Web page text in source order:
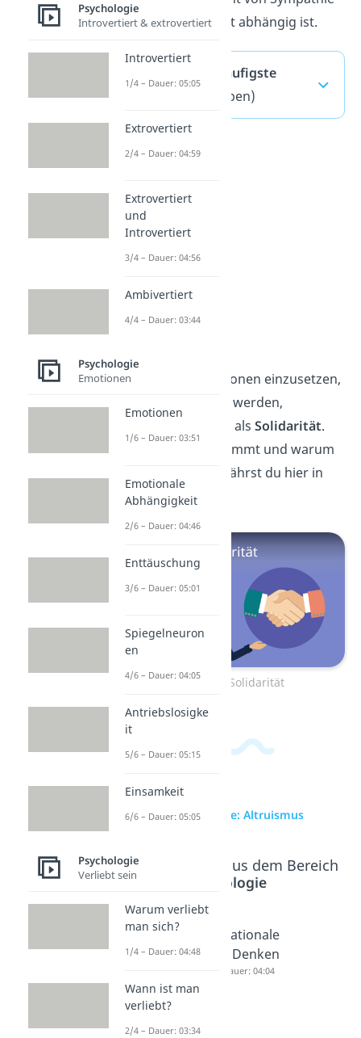
oder Verwandtschaft abhängig ist.
Altruismus — häufigste
(ausklappen)
Solidarität
Sich für andere Personen einzusetzen,
die unfair behandelt werden,
bezeichnest du auch als Solidarität.
Woher Solidarität kommt und warum
sie so wichtig ist, erfährst du hier in
unseremVideo!
Zum Video: Solidarität
zur Videoseite: Altruismus
Beliebte Inhalte aus dem Bereich
Psychologie
Visuelle
Wahrneh
Dauer: 04:46
Kognitive
Fähigkeit
Dauer: 05:37
Rationale
s Denken
Dauer: 04:04
Psychologie
Introvertiert & extrovertiert
Introvertiert
1/4 – Dauer: 05:05
Extrovertiert
2/4 – Dauer: 04:59
Extrovertiert
und
Introvertiert
3/4 – Dauer: 04:56
Ambivertiert
4/4 – Dauer: 03:44
Psychologie
Emotionen
Emotionen
1/6 – Dauer: 03:51
Emotionale
Abhängigkeit
2/6 – Dauer: 04:46
Enttäuschung
3/6 – Dauer: 05:01
Spiegelneuron
en
4/6 – Dauer: 04:05
Antriebslosigke
it
5/6 – Dauer: 05:15
Einsamkeit
6/6 – Dauer: 05:05
Psychologie
Verliebt sein
Warum verliebt
man sich?
1/4 – Dauer: 04:48
Wann ist man
verliebt?
2/4 – Dauer: 03:34